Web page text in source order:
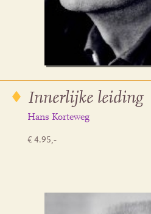
Innerlijke leiding
Hans Korteweg
€ 4.95,-